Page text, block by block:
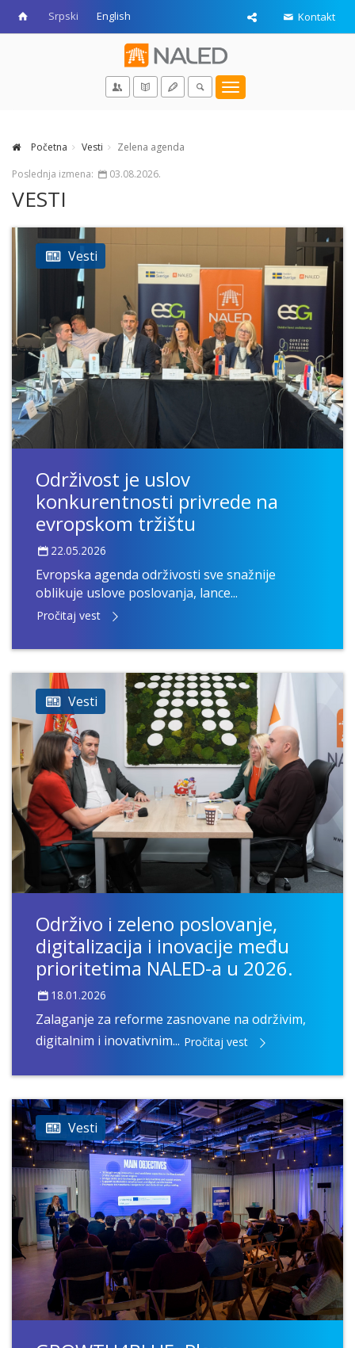
Srpski English Kontakt
Toggle
Početna Vesti
Zelena agenda
Poslednja izmena:
03.08.2026.
VESTI
Vesti
Održivost je uslov
konkurentnosti privrede na
evropskom tržištu
22.05.2026
Evropska agenda održivosti sve snažnije
oblikuje uslove poslovanja, lance...
Pročitaj vest
Vesti
Održivo i zeleno poslovanje,
digitalizacija i inovacije među
prioritetima NALED-a u 2026.
18.01.2026
Zalaganje za reforme zasnovane na održivim,
digitalnim i inovativnim... Pročitaj vest
Vesti